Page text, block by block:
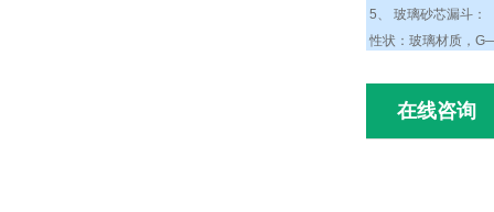
5、 玻璃砂芯漏斗：
性状：玻璃材质，
在线咨询